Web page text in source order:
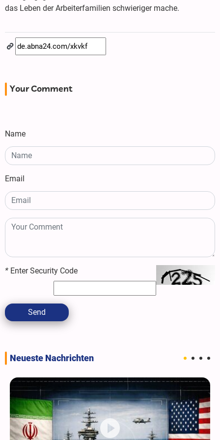
das Leben der Arbeiterfamilien schwieriger mache.
Your Comment
Name
Email
* Enter Security Code
Send
Neueste Nachrichten